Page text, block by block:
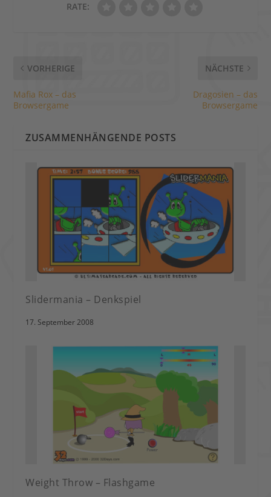
RATE:
VORHERIGE
Mafia Rox – das
Browsergame
NÄCHSTE
Dragosien – das
Browsergame
ZUSAMMENHÄNGENDE POSTS
Slidermania – Denkspiel
17. September 2008
Weight Throw – Flashgame